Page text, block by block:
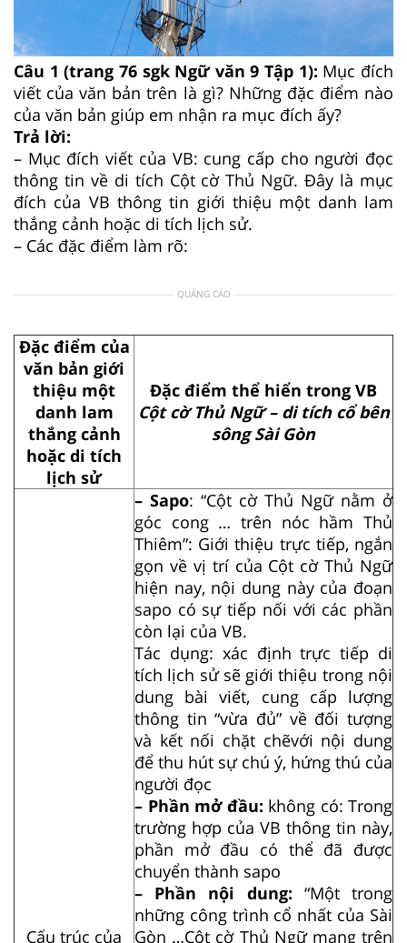
Câu 1 (trang 76 sgk Ngữ văn 9 Tập 1): Mục đích
viết của văn bản trên là gì? Những đặc điểm nào
của văn bản giúp em nhận ra mục đích ấy?
Trả lời:
– Mục đích viết của VB: cung cấp cho người đọc
thông tin về di tích Cột cờ Thủ Ngữ. Đây là mục
đích của VB thông tin giới thiệu một danh lam
thắng cảnh hoặc di tích lịch sử.
– Các đặc điểm làm rõ:
QUẢNG CÁO
Đặc điểm của
văn bản giới
thiệu một
danh lam
thắng cảnh
hoặc di tích
lịch sử
Đặc điểm thể hiển trong VB
Cột cờ Thủ Ngữ – di tích cổ bên
sông Sài Gòn
Cấu trúc của
– Sapo: “Cột cờ Thủ Ngữ nằm ở
góc cong … trên nóc hầm Thủ
Thiêm”: Giới thiệu trực tiếp, ngắn
gọn về vị trí của Cột cờ Thủ Ngữ
hiện nay, nội dung này của đoạn
sapo có sự tiếp nối với các phần
còn lại của VB.
Tác dụng: xác định trực tiếp di
tích lịch sử sẽ giới thiệu trong nội
dung bài viết, cung cấp lượng
thông tin “vừa đủ” về đối tượng
và kết nối chặt chẽvới nội dung
để thu hút sự chú ý, hứng thú của
người đọc
– Phần mở đầu: không có: Trong
trường hợp của VB thông tin này,
phần mở đầu có thể đã được
chuyển thành sapo
– Phần nội dung: “Một trong
những công trình cổ nhất của Sài
Gòn …Cột cờ Thủ Ngữ mang trên